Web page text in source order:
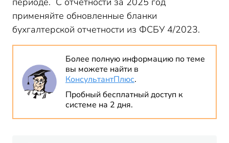
применяйте обновленные бланки
бухгалтерской отчетности из ФСБУ 4/2023.
Более полную информацию по теме
вы можете найти в
КонсультантПлюс.
Пробный бесплатный доступ к
системе на 2 дня.